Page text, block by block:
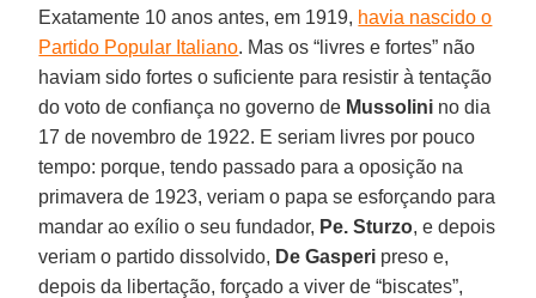
Exatamente 10 anos antes, em 1919, havia nascido o
Partido Popular Italiano. Mas os “livres e fortes” não
haviam sido fortes o suficiente para resistir à tentação
do voto de confiança no governo de Mussolini no dia
17 de novembro de 1922. E seriam livres por pouco
tempo: porque, tendo passado para a oposição na
primavera de 1923, veriam o papa se esforçando para
mandar ao exílio o seu fundador, Pe. Sturzo, e depois
veriam o partido dissolvido, De Gasperi preso e,
depois da libertação, forçado a viver de “biscates”,